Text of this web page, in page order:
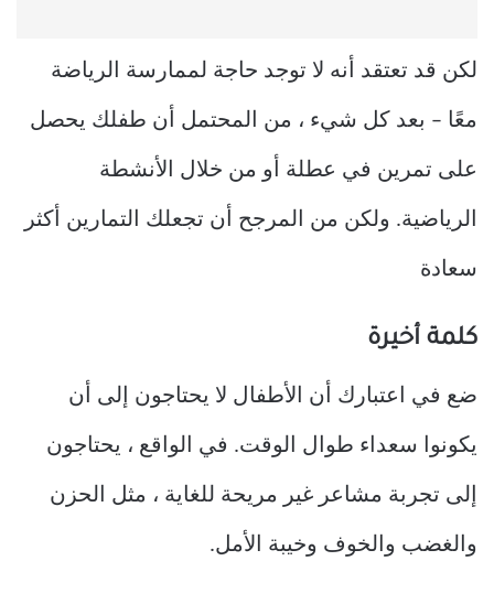
لكن قد تعتقد أنه لا توجد حاجة لممارسة الرياضة
معًا – بعد كل شيء ، من المحتمل أن طفلك يحصل
على تمرين في عطلة أو من خلال الأنشطة
الرياضية. ولكن من المرجح أن تجعلك التمارين أكثر
سعادة
كلمة أخيرة
ضع في اعتبارك أن الأطفال لا يحتاجون إلى أن
يكونوا سعداء طوال الوقت. في الواقع ، يحتاجون
إلى تجربة مشاعر غير مريحة للغاية ، مثل الحزن
والغضب والخوف وخيبة الأمل.